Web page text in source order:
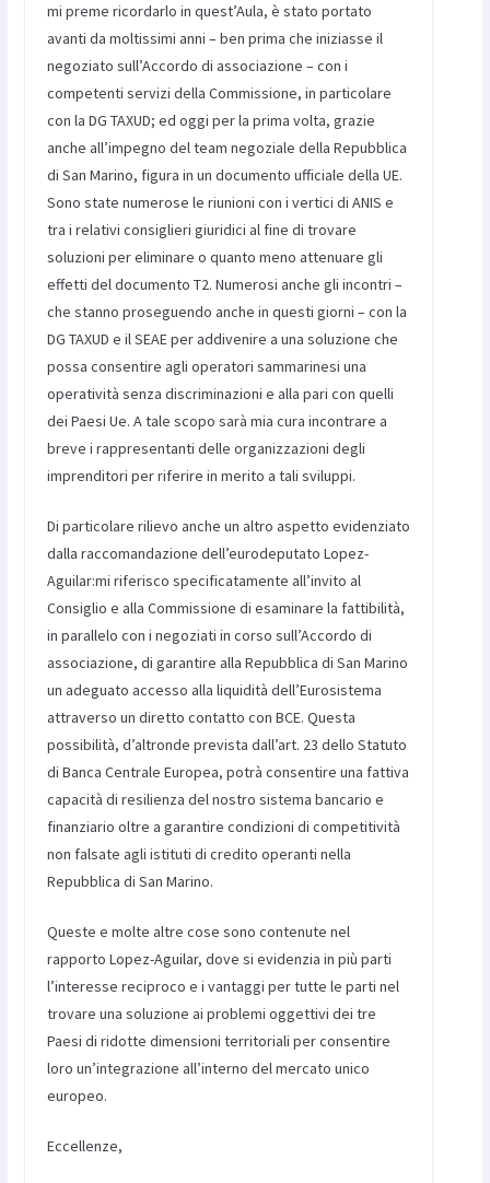
mi preme ricordarlo in quest’Aula, è stato portato
avanti da moltissimi anni – ben prima che iniziasse il
negoziato sull’Accordo di associazione – con i
competenti servizi della Commissione, in particolare
con la DG TAXUD; ed oggi per la prima volta, grazie
anche all’impegno del team negoziale della Repubblica
di San Marino, figura in un documento ufficiale della UE.
Sono state numerose le riunioni con i vertici di ANIS e
tra i relativi consiglieri giuridici al fine di trovare
soluzioni per eliminare o quanto meno attenuare gli
effetti del documento T2. Numerosi anche gli incontri –
che stanno proseguendo anche in questi giorni – con la
DG TAXUD e il SEAE per addivenire a una soluzione che
possa consentire agli operatori sammarinesi una
operatività senza discriminazioni e alla pari con quelli
dei Paesi Ue. A tale scopo sarà mia cura incontrare a
breve i rappresentanti delle organizzazioni degli
imprenditori per riferire in merito a tali sviluppi.
Di particolare rilievo anche un altro aspetto evidenziato
dalla raccomandazione dell’eurodeputato Lopez-
Aguilar:mi riferisco specificatamente all’invito al
Consiglio e alla Commissione di esaminare la fattibilità,
in parallelo con i negoziati in corso sull’Accordo di
associazione, di garantire alla Repubblica di San Marino
un adeguato accesso alla liquidità dell’Eurosistema
attraverso un diretto contatto con BCE. Questa
possibilità, d’altronde prevista dall’art. 23 dello Statuto
di Banca Centrale Europea, potrà consentire una fattiva
capacità di resilienza del nostro sistema bancario e
finanziario oltre a garantire condizioni di competitività
non falsate agli istituti di credito operanti nella
Repubblica di San Marino.
Queste e molte altre cose sono contenute nel
rapporto Lopez-Aguilar, dove si evidenzia in più parti
l’interesse reciproco e i vantaggi per tutte le parti nel
trovare una soluzione ai problemi oggettivi dei tre
Paesi di ridotte dimensioni territoriali per consentire
loro un’integrazione all’interno del mercato unico
europeo.
Eccellenze,